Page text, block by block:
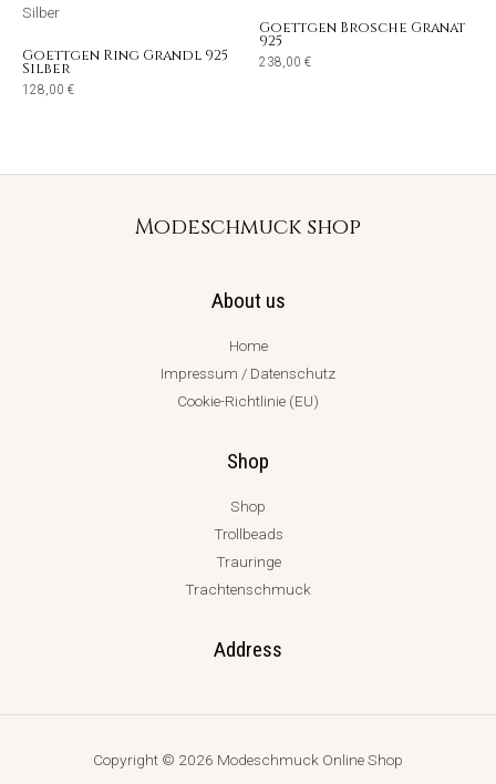
Goettgen Ring Grandl 925
Silber
128,00 €
Goettgen Brosche Granat
925
238,00 €
Modeschmuck shop
About us
Home
Impressum / Datenschutz
Cookie-Richtlinie (EU)
Shop
Shop
Trollbeads
Trauringe
Trachtenschmuck
Address
Copyright © 2026 Modeschmuck Online Shop